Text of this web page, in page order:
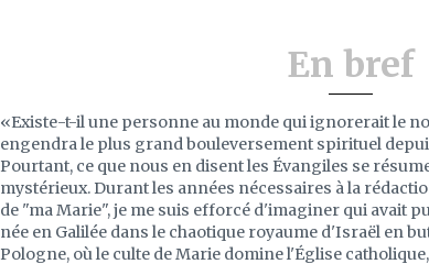
En bref
«Existe-t-il une personne au monde qui ignorerait le
engendra le plus grand bouleversement spirituel
Pourtant, ce que nous en disent les Évangiles se
mystérieux. Durant les années nécessaires à la
de "ma Marie", je me suis efforcé d'imaginer qui avait
née en Galilée dans le chaotique royaume d'Israël en
Pologne, où le culte de Marie domine l'Église